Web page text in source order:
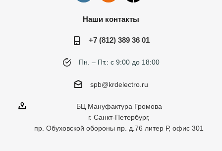
Наши контакты
+7 (812) 389 36 01
Пн. – Пт.: с 9:00 до 18:00
spb@krdelectro.ru
БЦ Мануфактура Громова
г. Санкт-Петербург,
пр. Обуховской обороны пр. д.76 литер Р, офис 301